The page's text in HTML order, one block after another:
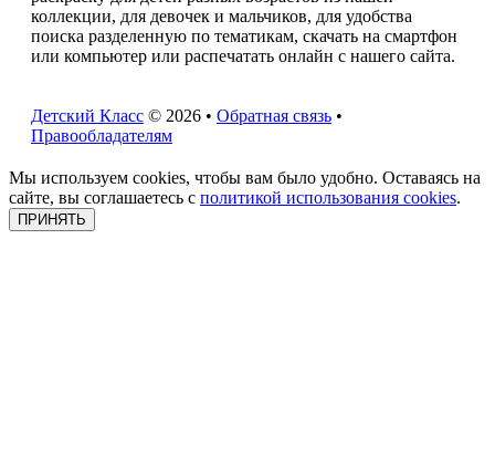
коллекции, для девочек и мальчиков, для удобства
поиска разделенную по тематикам, скачать на смартфон
или компьютер или распечатать онлайн с нашего сайта.
Детский Класс © 2026 • Обратная связь •
Правообладателям
Мы используем cookies, чтобы вам было удобно. Оставаясь на
сайте, вы соглашаетесь с политикой использования cookies.
ПРИНЯТЬ